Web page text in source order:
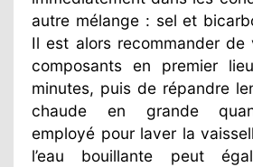
autre mélange : sel et
Il est alors recommander de
composants en premier
minutes, puis de répandre
chaude en grande
employé pour laver la
l’eau bouillante peut